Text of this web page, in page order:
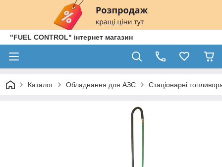
"FUEL CONTROL" інтернет магазин
Каталог Обладнання для АЗС Стаціонарні